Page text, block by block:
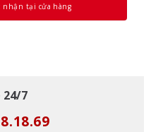
nhận tại cửa hàng
7